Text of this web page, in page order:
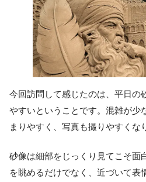
今回訪問して感じたのは、平日の
やすいということです。混雑が少
まりやすく、写真も撮りやすくな
砂像は細部をじっくり見てこそ面
を眺めるだけでなく、近づいて表